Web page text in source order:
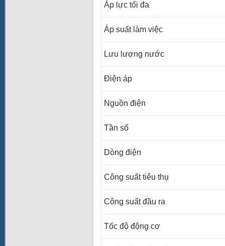
Áp lực tối đa
Áp suất làm việc
Lưu lượng nước
Điện áp
Nguồn điện
Tần số
Dòng điện
Công suất tiêu thụ
Công suất đầu ra
Tốc độ động cơ